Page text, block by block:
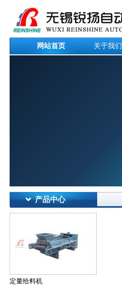
网站首页 关于我们
产品中心
定量给料机